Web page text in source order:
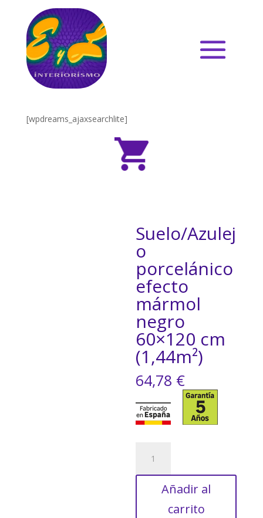
[wpdreams_ajaxsearchlite]
Suelo/Azulej
o
porcelánico
efecto
mármol
negro
60×120 cm
(1,44m²)
64,78 €
porcelánico
efecto
mármolAñadir al
carrito